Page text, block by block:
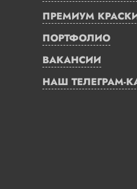
ПРЕМИУМ
ПОРТФОЛИО
ВАКАНСИИ
НАШ ТЕЛЕГРАМ-